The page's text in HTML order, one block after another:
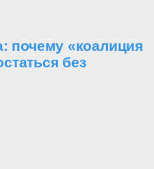
почему «коалиция
без